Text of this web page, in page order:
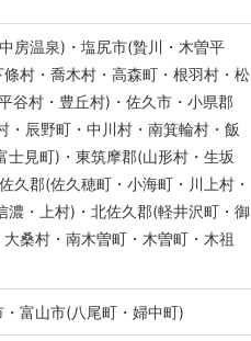
房温泉)・塩尻市(贄川・木曽平
村・喬木村・高森町・根羽村・松
谷村・豊丘村)・佐久市・小県郡
・辰野町・中川村・南箕輪村・飯
士見町)・東筑摩郡(山形村・生坂
久郡(佐久穂町・小海町・川上村・
・上村)・北佐久郡(軽井沢町・御
桑村・南木曽町・木曽町・木祖
富山市(八尾町・婦中町)